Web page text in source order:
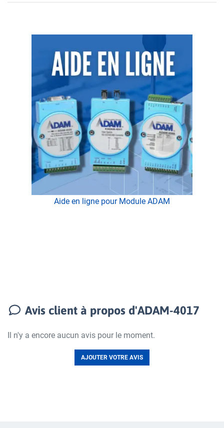
Aide en ligne pour Module ADAM
Avis client à propos d'ADAM-4017
Il n'y a encore aucun avis pour le moment.
AJOUTER VOTRE AVIS